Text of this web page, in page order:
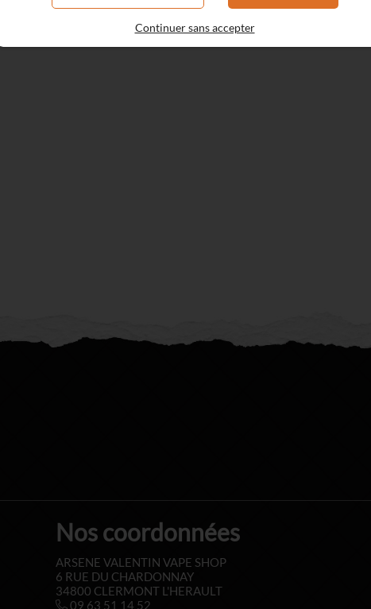
Nos coordonnées
ARSENE VALENTIN VAPE SHOP
6 RUE DU CHARDONNAY
34800 CLERMONT L'HERAULT
09 63 51 14 52
Continuer sans accepter